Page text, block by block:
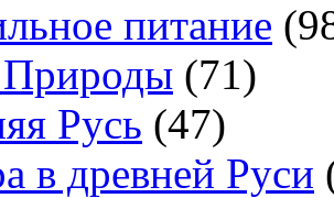
питание
(71)
Русь (47)
в древней Руси